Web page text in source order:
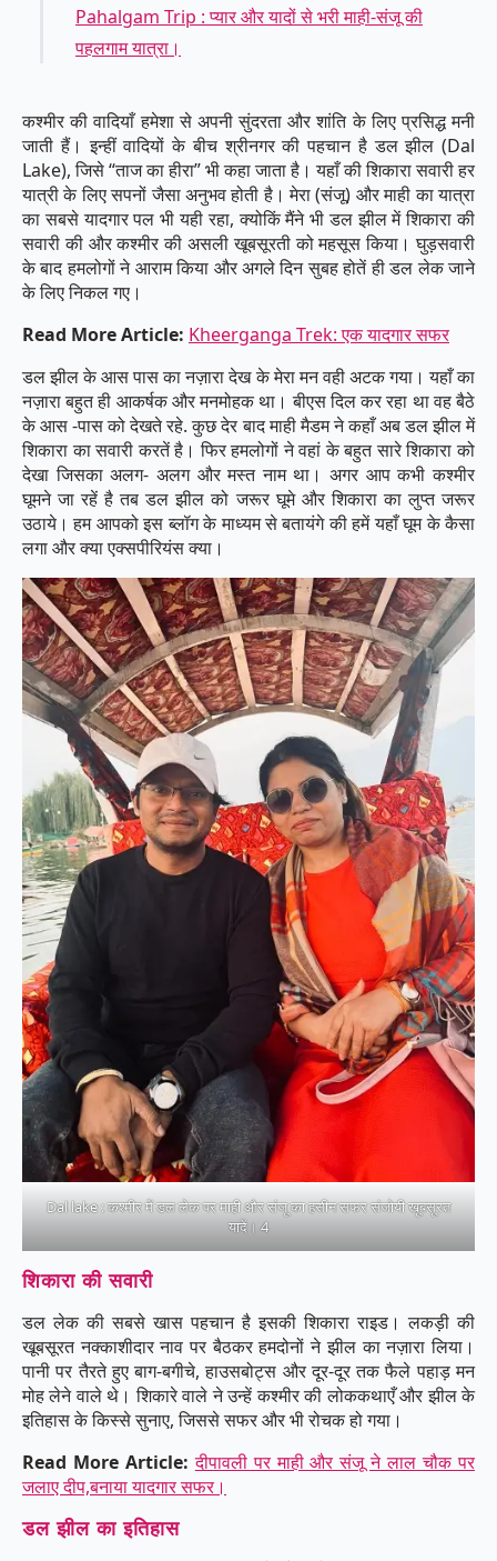
Pahalgam Trip : प्यार और यादों से भरी माही-संजू की
पहलगाम यात्रा।
कश्मीर की वादियाँ हमेशा से अपनी सुंदरता और शांति के लिए प्रसिद्ध मनी
जाती हैं। इन्हीं वादियों के बीच श्रीनगर की पहचान है डल झील (Dal
Lake), जिसे “ताज का हीरा” भी कहा जाता है। यहाँ की शिकारा सवारी हर
यात्री के लिए सपनों जैसा अनुभव होती है। मेरा (संजू) और माही का यात्रा
का सबसे यादगार पल भी यही रहा, क्योकिं मैंने भी डल झील में शिकारा की
सवारी की और कश्मीर की असली खूबसूरती को महसूस किया। घुड़सवारी
के बाद हमलोगों ने आराम किया और अगले दिन सुबह होतें ही डल लेक जाने
के लिए निकल गए।
Read More Article: Kheerganga Trek: एक यादगार सफर
डल झील के आस पास का नज़ारा देख के मेरा मन वही अटक गया। यहाँ का
नज़ारा बहुत ही आकर्षक और मनमोहक था। बीएस दिल कर रहा था वह बैठे
के आस -पास को देखते रहे. कुछ देर बाद माही मैडम ने कहाँ अब डल झील में
शिकारा का सवारी करतें है। फिर हमलोगों ने वहां के बहुत सारे शिकारा को
देखा जिसका अलग- अलग और मस्त नाम था। अगर आप कभी कश्मीर
घूमने जा रहें है तब डल झील को जरूर घूमे और शिकारा का लुप्त जरूर
उठाये। हम आपको इस ब्लॉग के माध्यम से बतायंगे की हमें यहाँ घूम के कैसा
लगा और क्या एक्सपीरियंस क्या।
Dal lake : कश्मीर में डल लेक पर माही और संजू का हसीन सफर संजोयी खूबसूरत
यादें। 4
शिकारा की सवारी
डल लेक की सबसे खास पहचान है इसकी शिकारा राइड। लकड़ी की
खूबसूरत नक्काशीदार नाव पर बैठकर हमदोनों ने झील का नज़ारा लिया।
पानी पर तैरते हुए बाग-बगीचे, हाउसबोट्स और दूर-दूर तक फैले पहाड़ मन
मोह लेने वाले थे। शिकारे वाले ने उन्हें कश्मीर की लोककथाएँ और झील के
इतिहास के किस्से सुनाए, जिससे सफर और भी रोचक हो गया।
Read More Article: दीपावली पर माही और संजू ने लाल चौक पर
जलाए दीप,बनाया यादगार सफर।
डल झील का इतिहास